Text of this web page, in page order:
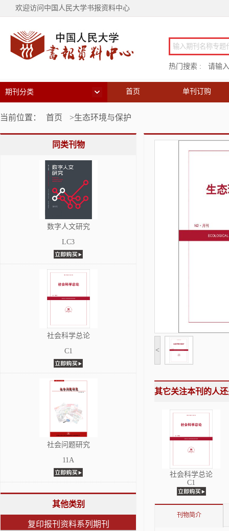
欢迎访问中国人民大学书报资料中心
热门搜索 : 请输
期刊分类 首页 单刊订购
当前位置： 首页 >生态环境与保护
同类刊物
数字人文研究
LC3
社会科学总论
C1
社会问题研究
11A
其他类别
复印报刊资料系列期刊
<
其它关注本刊的人
社会科学总论
C1
刊物简介